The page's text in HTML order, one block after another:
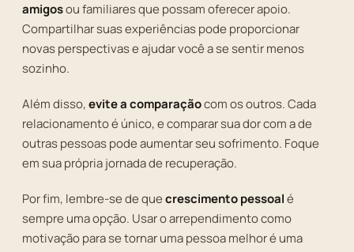
amigosou familiares que possam oferecer apoio.
Compartilhar suas experiências pode proporcionar
novas perspectivas e ajudar você a se sentir menos
sozinho.
Além disso,evite a comparaçãocom os outros. Cada
relacionamento é único, e comparar sua dor com a de
outras pessoas pode aumentar seu sofrimento. Foque
em sua própria jornada de recuperação.
Por fim, lembre-se de quecrescimento pessoalé
sempre uma opção. Usar o arrependimento como
motivação para se tornar uma pessoa melhor é uma